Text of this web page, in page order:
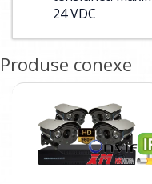
24 VDC
Produse conexe